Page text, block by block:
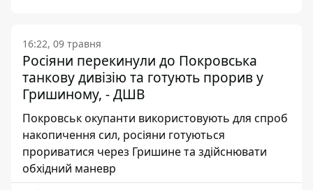
16:22, 09 травня
Росіяни перекинули до Покровська
танкову дивізію та готують прорив у
Гришиному, - ДШВ
Покровськ окупанти використовують для спроб
накопичення сил, росіяни готуються
прориватися через Гришине та здійснювати
обхідний маневр